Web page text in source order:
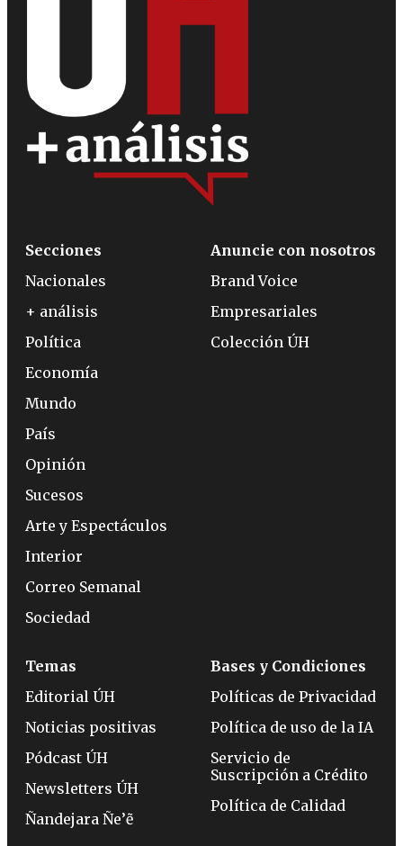
Secciones
Nacionales
+ análisis
Política
Economía
Mundo
País
Opinión
Sucesos
Arte y Espectáculos
Interior
Correo Semanal
Sociedad
Anuncie con nosotros
Brand Voice
Empresariales
Colección ÚH
Temas
Editorial ÚH
Noticias positivas
Pódcast ÚH
Newsletters ÚH
Ñandejara Ñe’ẽ
Bases y Condiciones
Políticas de Privacidad
Política de uso de la IA
Servicio de
Suscripción a Crédito
Política de Calidad